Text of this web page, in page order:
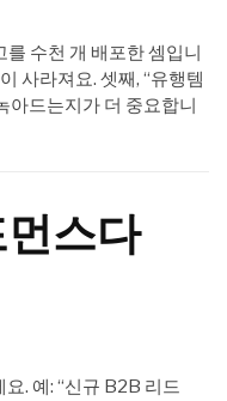
수천 개 배포한 셈입니
사라져요. 셋째, “유행템
아드는지가 더 중요합니
스다
. 예: “신규 B2B 리드